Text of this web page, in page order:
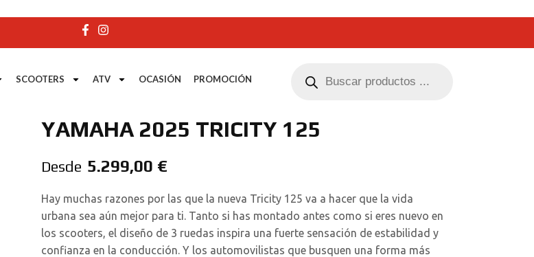
SCOOTERS ATV OCASIÓN PROMOCIÓN
YAMAHA 2025 TRICITY 125
Desde 5.299,00 €
Hay muchas razones por las que la nueva Tricity 125 va a hacer que la vida
urbana sea aún mejor para ti. Tanto si has montado antes como si eres nuevo en
los scooters, el diseño de 3 ruedas inspira una fuerte sensación de estabilidad y
confianza en la conducción. Y los automovilistas que busquen una forma más